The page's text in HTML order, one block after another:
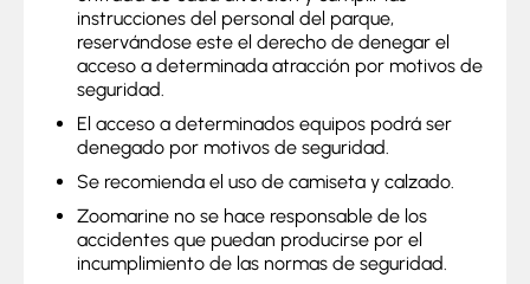
instrucciones del personal del parque,
reservándose este el derecho de denegar el
acceso a determinada atracción por motivos de
seguridad.
El acceso a determinados equipos podrá ser
denegado por motivos de seguridad.
Se recomienda el uso de camiseta y calzado.
Zoomarine no se hace responsable de los
accidentes que puedan producirse por el
incumplimiento de las normas de seguridad.